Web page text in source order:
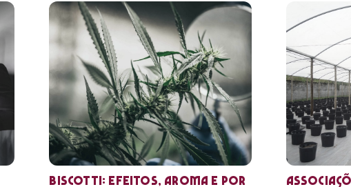
Biscotti: efeitos, aroma e por